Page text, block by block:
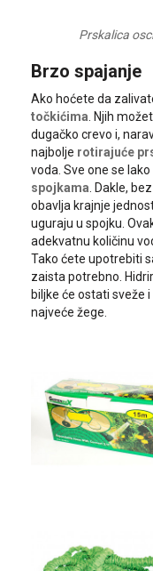
Prskalica
Brzo spajanje
Ako hoćete da
točkićima . Njih
dugačko crevo i,
najbolje rotirajuće
voda. Sve one se
spojkama . Dakle,
obavlja krajnje
uguraju u spojku.
adekvatnu količinu
Tako ćete upotrebiti
zaista potrebno.
biljke će ostati sveže
najveće žege.